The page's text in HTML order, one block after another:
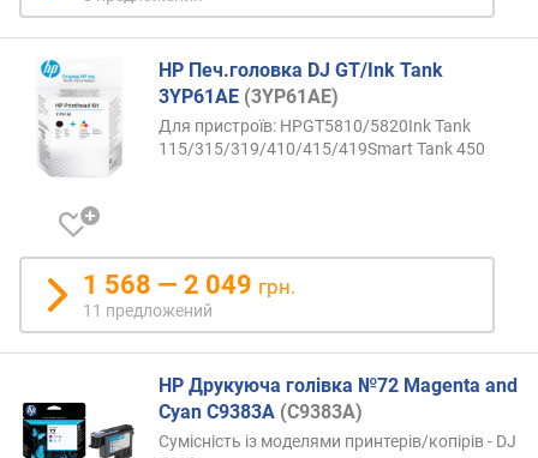
Z
)
п
о
а
л
а
т
A
)
HP Печ.головка DJ GT/Ink Tank
3YP61AE (3YP61AE)
Для пристроїв: HPGT5810/5820Ink Tank
115/315/319/410/415/419Smart Tank 450
1 568 — 2 049 грн.
11 предложений
HP Друкуюча голівка №72 Magenta and
Cyan C9383A (C9383A)
Сумісність із моделями принтерів/копірів - DJ